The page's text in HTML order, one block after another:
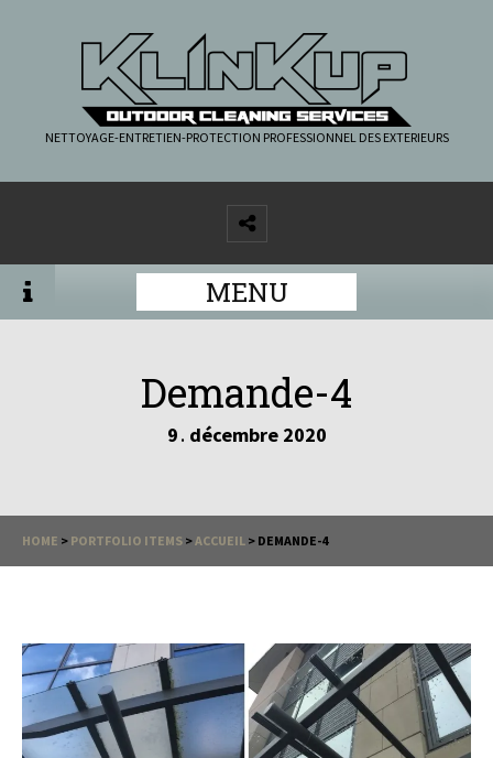
NETTOYAGE-ENTRETIEN-PROTECTION PROFESSIONNEL DES EXTERIEURS
MENU
Demande-4
9 . décembre 2020
HOME > PORTFOLIO ITEMS >ACCUEIL > DEMANDE-4